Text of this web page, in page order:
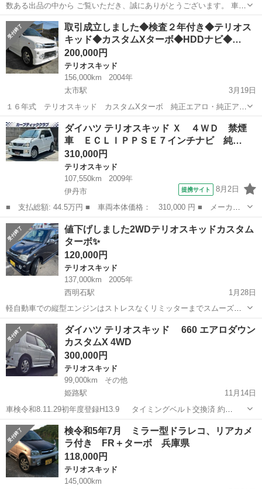
数ある出品の中から ご覧いただき、誠にありがとうございます。 車両
は、ダイハツ テリオスキッド4WDです！ 走行は113000kmですが、な
かなかの絶好調です！ 外装は傷や凹み色褪せ等あります。 内装は...
兵庫 神戸市 谷上駅 テリオスキッド 車両
取引成立しました◆検査２年付き◆テリオス
キッド◆カスタムXターボ◆HDDナビ◆…
200,000円
テリオスキッド
156,000km
2004年
太市駅
3月19日
１６年式 テリオスキッド カスタムXターボ 純正エアロ・純正アル
ミ・ストラーダーHDDナビ・ETC・キーレス・MOMOステアリング付
き 走行は156000キロです。 検査２年付き！！ 令和７年４月まで付
けてお渡しします...
兵庫 姫路市 太市駅 テリオスキッド
ダイハツ テリオスキッド Ｘ ４ＷＤ 禁煙
車 ＥＣＬＩＰＰＳＥ７インチナビ 純…
310,000円
テリオスキッド
107,550km
2009年
伊丹市
提携サイト 8月2日
■ 支払総額: 44.5万円 ■ 車両本体価格： 310,000 円 ■ メーカー
名： ダイハツ ■ 車種名： テリオスキッド ■ グレード名：
Ｘ ４ＷＤ 禁煙車 ＥＣＬＩＰＰＳＥ７インチナビ 純正アルミホ
イール フルセ...
兵庫 伊丹市 テリオスキッド
値下げしました2WDテリオスキッドカスタム
ターボ✨
120,000円
テリオスキッド
137,000km
2005年
西明石駅
1月28日
軽自動車での縦型エンジンはストレスなくリミッターまでスムーズに
走ります♪。 ホイルベースも中々で直進安定性もしっかりしてます。
純正エアロ 背面タイヤ タイヤ溝８分 ＰＳ ＰＷ ＡＣ ＡＴ サ
イバーナビは走行中視聴可 車...
兵庫 神戸市 西明石駅 テリオスキッド
ダイハツ テリオスキッド 660 エアロダウン
カスタムX 4WD
300,000円
テリオスキッド
99,000km
その他
姫路駅
11月14日
車検令和8.11.29初年度登録H13.9 タイミングベルト交換済 約
92.000Kmにてタイヤ交換ブリヂストン デューラーＡ/Ｔ 001
175/80R15 90S【BRIDGESTONE DUELER A/T0...
兵庫 姫路市 姫路駅 テリオスキッド
検令和5年7月 ミラー型ドラレコ、リアカメ
ラ付き FR＋ターボ 兵庫県
118,000円
テリオスキッド
145,000km